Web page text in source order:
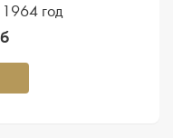
год